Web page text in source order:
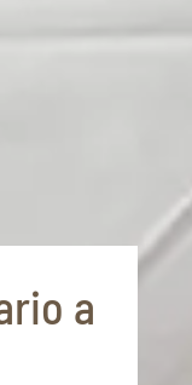
a